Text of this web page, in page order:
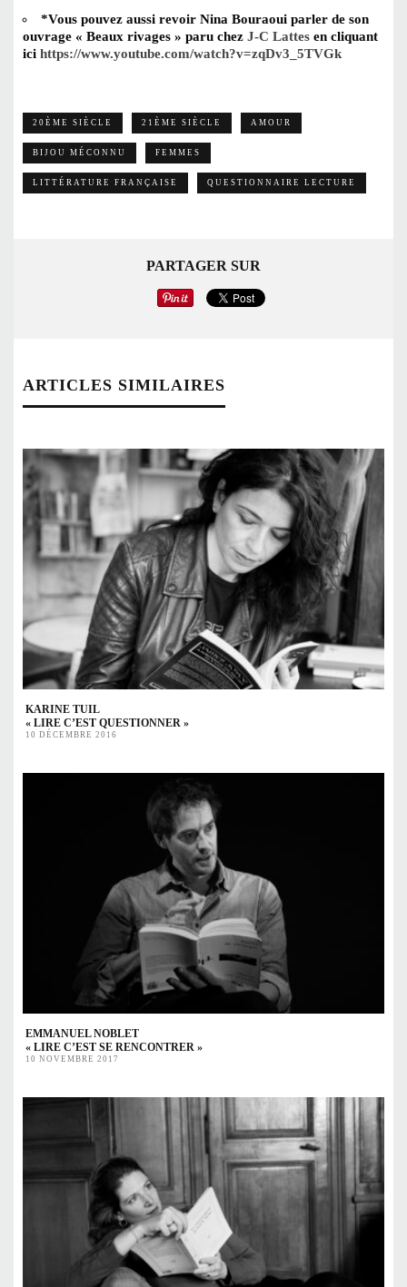
*Vous pouvez aussi revoir Nina Bouraoui parler de son
ouvrage « Beaux rivages » paru chez J-C Lattes en cliquant
ici https://www.youtube.com/watch?v=zqDv3_5TVGk
20ÈME SIÈCLE 21ÈME SIÈCLE AMOUR
BIJOU MÉCONNU FEMMES
LITTÉRATURE FRANÇAISE QUESTIONNAIRE LECTURE
PARTAGER SUR
ARTICLES SIMILAIRES
KARINE TUIL
« LIRE C’EST QUESTIONNER »
10 DÉCEMBRE 2016
EMMANUEL NOBLET
« LIRE C’EST SE RENCONTRER »
10 NOVEMBRE 2017